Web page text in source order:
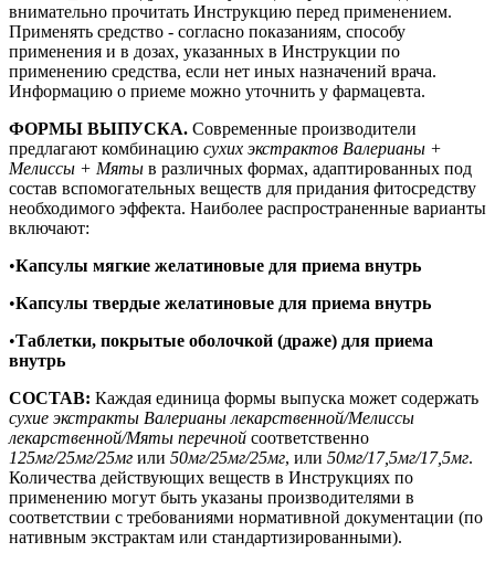
внимательно прочитать Инструкцию перед применением.
Применять средство - согласно показаниям, способу
применения и в дозах, указанных в Инструкции по
применению средства, если нет иных назначений врача.
Информацию о приеме можно уточнить у фармацевта.
ФОРМЫ ВЫПУСКА. Современные производители
предлагают комбинацию сухих экстрактов Валерианы +
Мелиссы + Мяты в различных формах, адаптированных под
состав вспомогательных веществ для придания фитосредству
необходимого эффекта. Наиболее распространенные варианты
включают:
•Капсулы мягкие желатиновые для приема внутрь
•Капсулы твердые желатиновые для приема внутрь
•Таблетки, покрытые оболочкой (драже) для приема
внутрь
СОСТАВ: Каждая единица формы выпуска может содержать
сухие экстракты Валерианы лекарственной/Мелиссы
лекарственной/Мяты перечной соответственно
125мг/25мг/25мг или 50мг/25мг/25мг, или 50мг/17,5мг/17,5мг.
Количества действующих веществ в Инструкциях по
применению могут быть указаны производителями в
соответствии с требованиями нормативной документации (по
нативным экстрактам или стандартизированными).